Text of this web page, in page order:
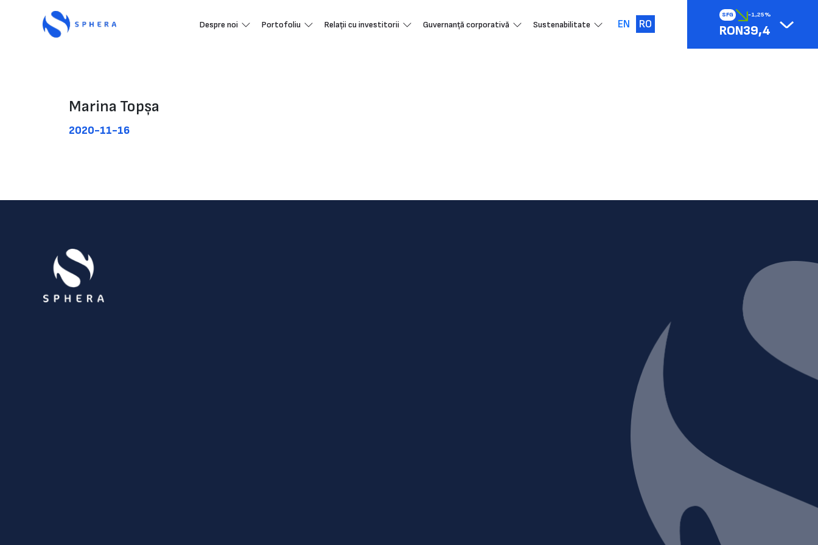
SFG -1,25%
RON39,4
Despre noi Portofoliu Relații cu investitorii Guvernanță corporativă Sustenabilitate EN RO
Marina Topșa
2020-11-16